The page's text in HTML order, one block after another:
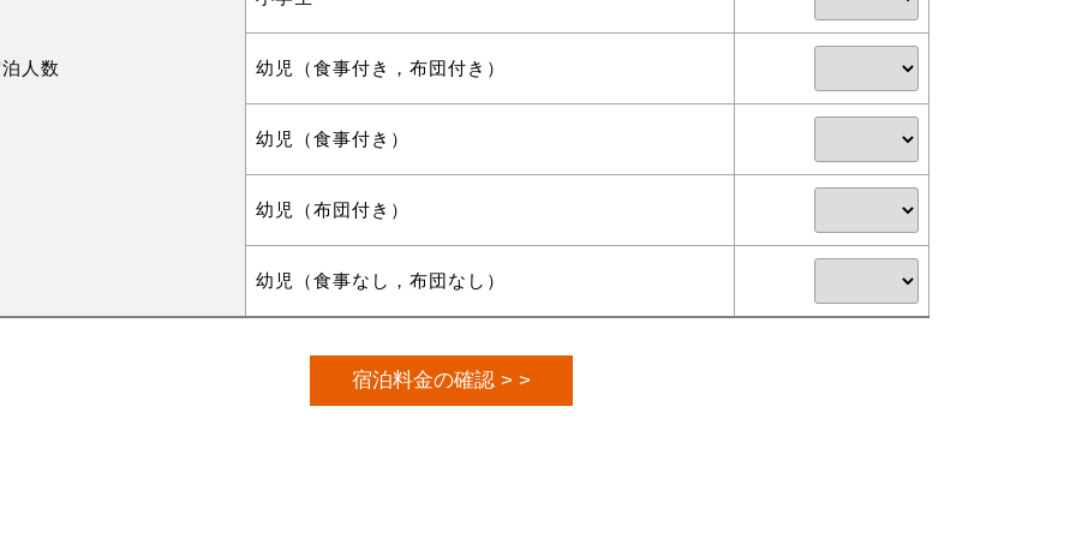
人数 幼児（食事付き，布団付き）
幼児（食事付き）
幼児（布団付き）
幼児（食事なし，布団なし）
宿泊料金の確認 > >